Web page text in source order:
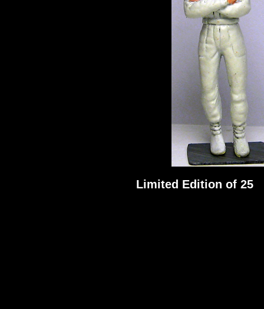
Limited Edition of 25